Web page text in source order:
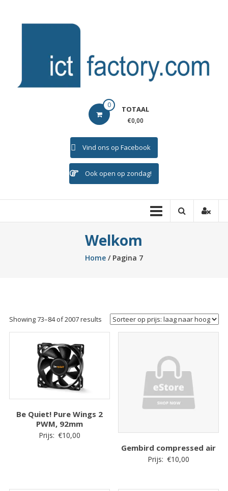
ICTFACTORY 0 TOTAAL
€0,00
Vind ons op Facebook
Ook open op zondag!
Welkom
Home/ Pagina 7
Showing 73–84 of 2007 resultsSorted
by
Be Quiet! Pure Wings 2
PWM, 92mm
Prijs: €10,00
Gembird compressed air
Prijs: €10,00